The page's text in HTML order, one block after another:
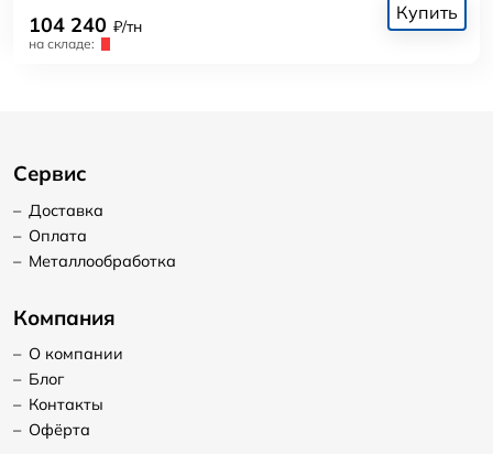
104 240 ₽/тн
на складе:
Купить
Сервис
– Доставка
– Оплата
– Металлообработка
Компания
– О компании
– Блог
– Контакты
– Офёрта